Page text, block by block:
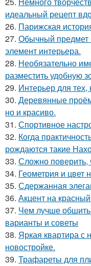
идеальный рецепт
26. Парижская
27. Обычный предмет
элемент интерьера.
28. Необязательно
разместить удобную
29. Интерьер для тех,
30. Деревянные
но и красиво.
31. Спортивное
32. Когда
рождаются такие
33. Сложно поверить,
34. Геометрия и цвет
35. Сдержанная
36. Акцент на
37. Чем лучше
варианты и советы
38. Яркая квартира с
новостройке.
39. Трафареты для